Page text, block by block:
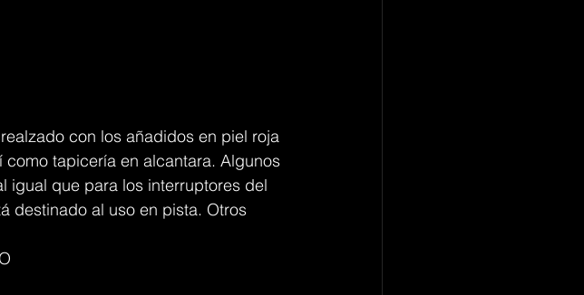
con los añadidos en piel roja
tapicería en alcantara. Algunos
igual que para los interruptores del
destinado al uso en pista. Otros